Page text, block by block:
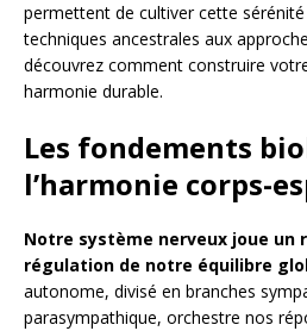
permettent de cultiver cette
techniques ancestrales aux
découvrez comment construire
harmonie durable.
Les fondements
l’harmonie corps-
Notre système nerveux joue un
régulation de notre équilibre
autonome, divisé en branches
parasympathique, orchestre nos